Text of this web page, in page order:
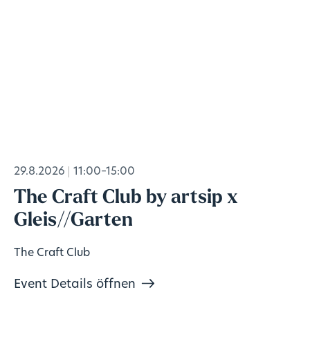
29.8.2026 11:00–15:00
The Craft Club by artsip x
Gleis//Garten
The Craft Club
Event Details öffnen